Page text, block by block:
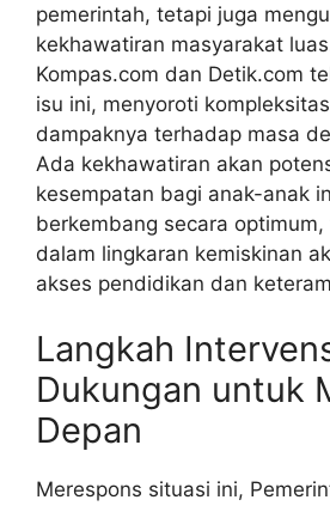
pemerintah, tetapi juga
kekhawatiran masyarakat
Kompas.com dan Detik.com
isu ini, menyoroti
dampaknya terhadap masa
Ada kekhawatiran akan
kesempatan bagi anak-anak
berkembang secara
dalam lingkaran kemiskinan
akses pendidikan dan
Langkah
Dukungan untuk
Depan
Merespons situasi ini,